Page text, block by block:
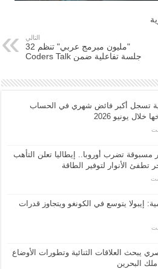
للقرية
التالي
"مليون مبرمج عربي" تنظم 32
جلسة تفاعلية ضمن Coders Talk
تسجل أكبر فائض شهري في الحساب
خلال يونيو 2026
تضرب أوروبا.. إيطاليا تعلن التأهب
تطفئ الأنوار لتوفير الطاقة
إيبولا يتوسع في الكونغو ويتجاوز قدرات
يبحث العلاقات الثنائية وتطورات الأوضاع
ملك البحرين